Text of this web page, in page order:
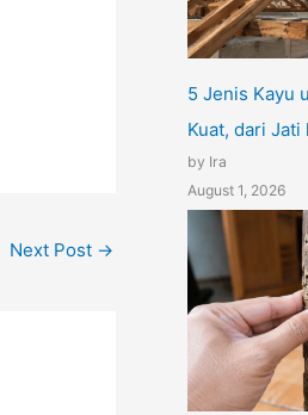
Next Post →
5 Jenis Kayu
Kuat, dari Jati
by Ira
August 1, 2026